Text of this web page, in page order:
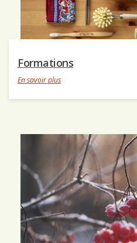
Formations
En savoir plus